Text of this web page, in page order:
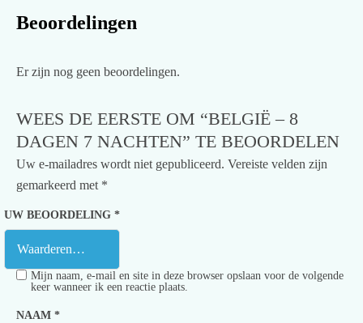
Beoordelingen
Er zijn nog geen beoordelingen.
WEES DE EERSTE OM “BELGIË – 8
DAGEN 7 NACHTEN” TE BEOORDELEN
Uw e-mailadres wordt niet gepubliceerd. Vereiste velden zijn
gemarkeerd met *
UW BEOORDELING *
NAAM *
Mijn naam, e-mail en site in deze browser opslaan voor de volgende
keer wanneer ik een reactie plaats.